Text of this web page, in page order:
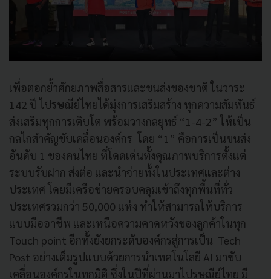
เพื่อตอกย้ำศักยภาพสื่อสารและขนส่งของชาติ ในวาระ
142 ปี ไปรษณีย์ไทยได้มุ่งการเสริมสร้าง ทุกความสัมพันธ์
ส่งเสริมทุกการเติบโต พร้อมวางกลยุทธ์ “1-4-2” ให้เป็น
กลไกสำคัญขับเคลื่อนองค์กร โดย “1” คือการเป็นขนส่ง
อันดับ 1 ของคนไทย ที่โดดเด่นทั้งคุณภาพบริการตั้งแต่
ระบบรับฝาก ส่งต่อ และนำจ่ายทั้งในประเทศและต่าง
ประเทศ โดยมีเครือข่ายครอบคลุมเข้าถึงทุกพื้นที่ทั่ว
ประเทศรวมกว่า 50,000 แห่ง ทำให้สามารถให้บริการ
แบบมืออาชีพ และเหนือความคาดหวังของลูกค้าในทุก
Touch point อีกทั้งยังยกระดับองค์กรสู่การเป็น Tech
Post อย่างเต็มรูปแบบด้วยการนำเทคโนโลยี AI มาขับ
เคลื่อนองค์กรในทุกมิติ ซึ่งในปีที่ผ่านมาไปรษณีย์ไทย มี